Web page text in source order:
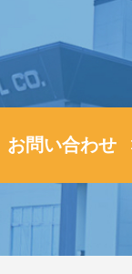
お問い合わせ